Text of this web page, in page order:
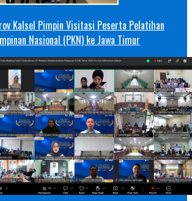
Kalsel Pimpin Visitasi Peserta Pelatihan
Nasional (PKN) ke Jawa Timur